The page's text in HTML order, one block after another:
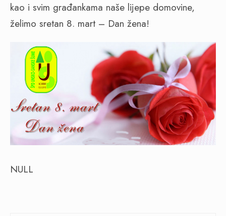
kao i svim građankama naše lijepe domovine,
želimo sretan 8. mart – Dan žena!
NULL